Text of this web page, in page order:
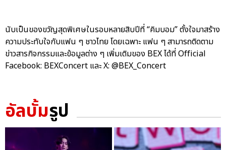
นับเป็นของขวัญสุดพิเศษในรอบหลายสิบปีที่ “คิมบอม” ตั้งใจมาสร้าง
ความประทับใจกับแฟน ๆ ชาวไทย โดยเฉพาะ แฟน ๆ สามารถติดตาม
ข่าวสารกิจกรรมและข้อมูลต่าง ๆ เพิ่มเติมของ BEX ได้ที่ Official
Facebook: BEXConcert และ X: @BEX_Concert
อัลบั้มรูป